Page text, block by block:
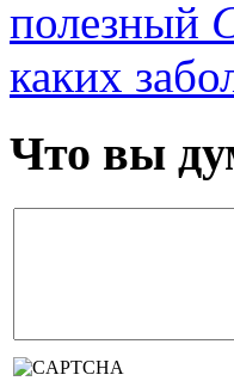
полезный
каких
Что вы